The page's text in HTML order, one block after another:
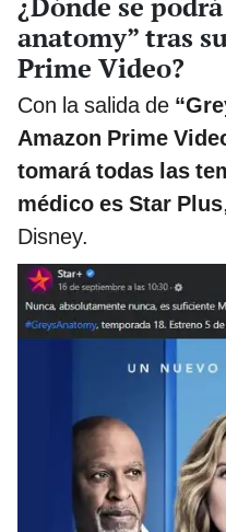
¿Dónde se podrá
anatomy” tras
Prime Video?
Con la salida de
Amazon Prime
tomará todas las
médico es Star Plus
Disney.